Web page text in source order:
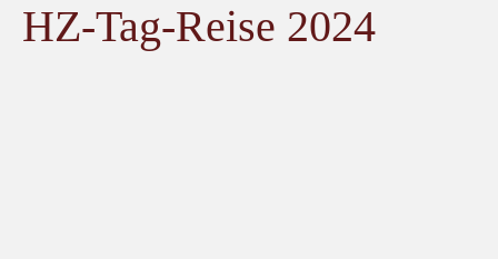
HZ-Tag-Reise 2024